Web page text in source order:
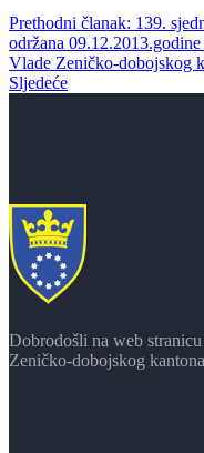
Prethodni članak: 139.
održana 09.12.2013.godine
Vlade Zeničko-dobojskog
Sljedeće
Dobrodošli na web stranicu
Zeničko-dobojskog kantona